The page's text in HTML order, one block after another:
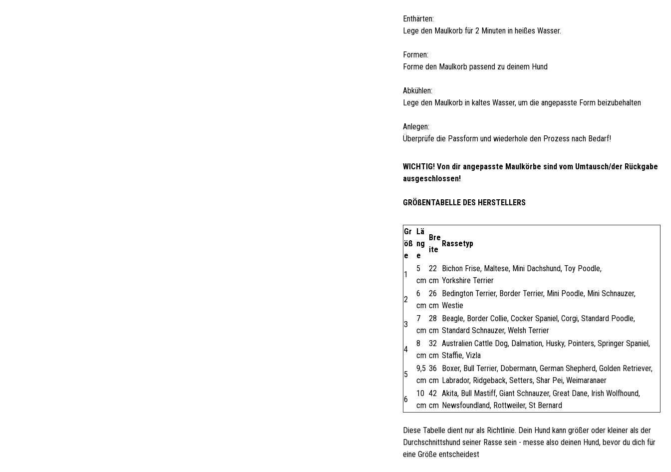
Enthärten:
Lege den Maulkorb für 2 Minuten in heißes Wasser.
Formen:
Forme den Maulkorb passend zu deinem Hund
Abkühlen:
Lege den Maulkorb in kaltes Wasser, um die angepasste Form beizubehalten
Anlegen:
Überprüfe die Passform und wiederhole den Prozess nach Bedarf!
WICHTIG! Von dir angepasste Maulkörbe sind vom Umtausch/der Rückgabe
ausgeschlossen!
GRÖßENTABELLE DES HERSTELLERS
Gr
öß
e
Lä
ng
e
Bre
ite
Rassetyp
1
5
cm
22
cm
Bichon Frise, Maltese, Mini Dachshund, Toy Poodle,
Yorkshire Terrier
2
6
cm
26
cm
Bedington Terrier, Border Terrier, Mini Poodle, Mini Schnauzer,
Westie
3
7
cm
28
cm
Beagle, Border Collie, Cocker Spaniel, Corgi, Standard Poodle,
Standard Schnauzer, Welsh Terrier
4
8
cm
32
cm
Australien Cattle Dog, Dalmation, Husky, Pointers, Springer Spaniel,
Staffie, Vizla
5
9,5
cm
36
cm
Boxer, Bull Terrier, Dobermann, German Shepherd, Golden Retriever,
Labrador, Ridgeback, Setters, Shar Pei, Weimaranaer
6
10
cm
42
cm
Akita, Bull Mastiff, Giant Schnauzer, Great Dane, Irish Wolfhound,
Newsfoundland, Rottweiler, St Bernard
Diese Tabelle dient nur als Richtlinie. Dein Hund kann größer oder kleiner als der
Durchschnittshund seiner Rasse sein - messe also deinen Hund, bevor du dich für
eine Größe entscheidest